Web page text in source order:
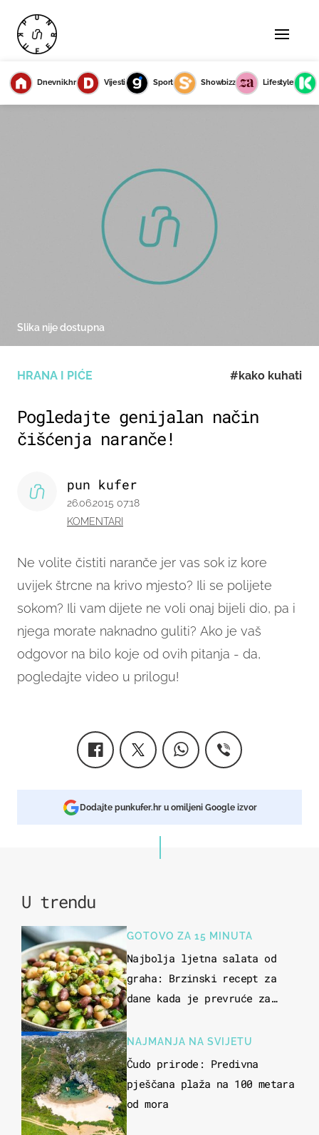
Dnevnik.hr Vijesti Sport Showbizz Lifestyle
HRANA I PIĆE #kako kuhati
Pogledajte genijalan način
čišćenja naranče!
Ne volite čistiti naranče jer vas sok iz kore
uvijek štrcne na krivo mjesto? Ili se polijete
sokom? Ili vam dijete ne voli onaj bijeli dio, pa i
njega morate naknadno guliti? Ako je vaš
odgovor na bilo koje od ovih pitanja - da,
pogledajte video u prilogu!
pun kufer
26.06.2015 07:18
KOMENTARI
Slika nije dostupna
Dodajte punkufer.hr u omiljeni Google izvor
U trendu
GOTOVO ZA 15 MINUTA
Najbolja ljetna salata od
graha: Brzinski recept za
dane kada je prevruće za
NAJMANJA NA SVIJETU
Čudo prirode: Predivna
pješčana plaža na 100 metara
od mora